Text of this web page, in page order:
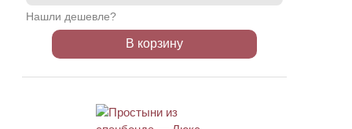
Нашли дешевле?
В корзину